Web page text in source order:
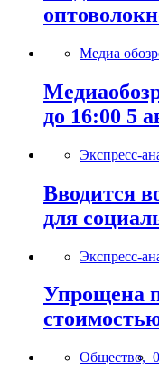
Медиа
до 16:00 5
Экспресс-
Вводится
для
Экспресс-
Упрощена
Общество,